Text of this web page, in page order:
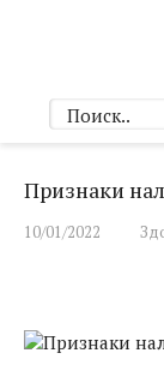
Признаки
10/01/2022